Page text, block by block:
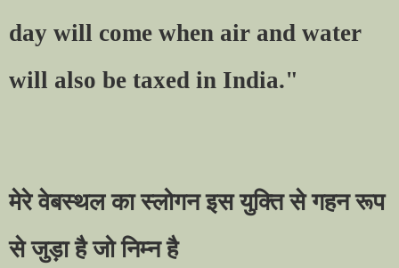
day will come when air and water
will also be taxed in India."
मेरे वेबस्थल का स्लोगन इस युक्ति से गहन रूप
से जुड़ा है जो निम्न है